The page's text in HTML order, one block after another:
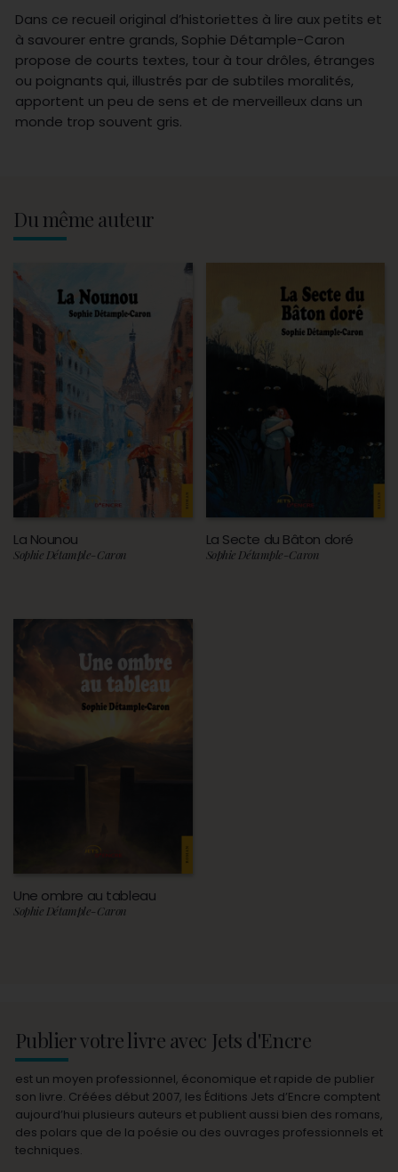
Dans ce recueil original d’historiettes à lire aux petits et
à savourer entre grands, Sophie Détample-Caron
propose de courts textes, tour à tour drôles, étranges
ou poignants qui, illustrés par de subtiles moralités,
apportent un peu de sens et de merveilleux dans un
monde trop souvent gris.
Du même auteur
La Nounou
Sophie Détample-Caron
La Secte du Bâton doré
Sophie Détample-Caron
Une ombre au tableau
Sophie Détample-Caron
Publier votre livre avec Jets d'Encre
est un moyen professionnel, économique et rapide de publier
son livre. Créées début 2007, les Éditions Jets d’Encre comptent
aujourd’hui plusieurs auteurs et publient aussi bien des romans,
des polars que de la poésie ou des ouvrages professionnels et
techniques.